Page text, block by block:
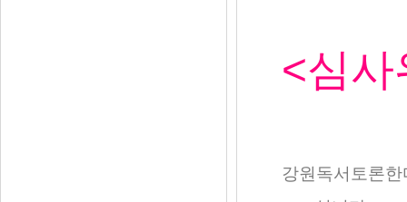
<심사
강원독서토론